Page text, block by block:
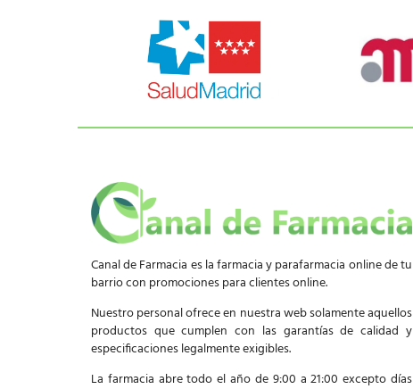
Canal de Farmacia es la farmacia y parafarmacia online de tu
barrio con promociones para clientes online.
Nuestro personal ofrece en nuestra web solamente aquellos
productos que cumplen con las garantías de calidad y
especificaciones legalmente exigibles.
La farmacia abre todo el año de 9:00 a 21:00 excepto días